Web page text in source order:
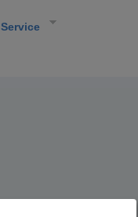
Service